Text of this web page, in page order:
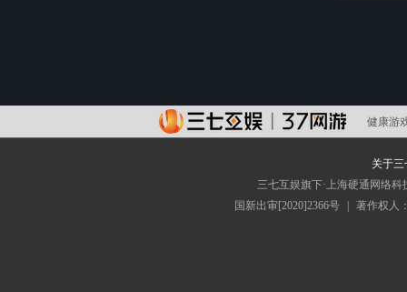
健康游
关于三
三七互娱旗下·上海硬通网络科
国新出审[2020]2366号
著作权人